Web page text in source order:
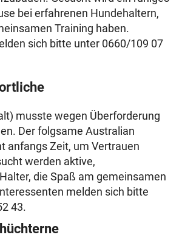
bei erfahrenen Hundehaltern,
Training haben.
sich bitte unter 0660/109 07
musste wegen Überforderung
Der folgsame Australian
anfangs Zeit, um Vertrauen
werden aktive,
die Spaß am gemeinsamen
melden sich bitte
43.